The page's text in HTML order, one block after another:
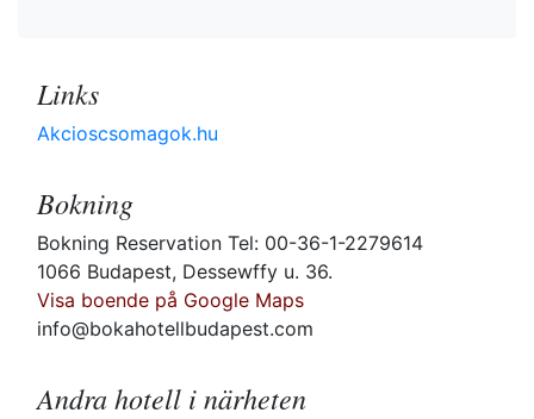
Links
Akcioscsomagok.hu
Bokning
Bokning Reservation Tel: 00-36-1-2279614
1066 Budapest, Dessewffy u. 36.
Visa boende på Google Maps
info@bokahotellbudapest.com
Andra hotell i närheten